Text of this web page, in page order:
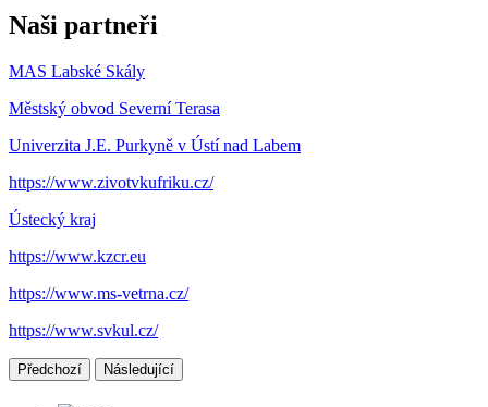
Naši partneři
MAS Labské Skály
Městský obvod Severní Terasa
Univerzita J.E. Purkyně v Ústí nad Labem
https://www.zivotvkufriku.cz/
Ústecký kraj
https://www.kzcr.eu
https://www.ms-vetrna.cz/
https://www.svkul.cz/
Předchozí Následující